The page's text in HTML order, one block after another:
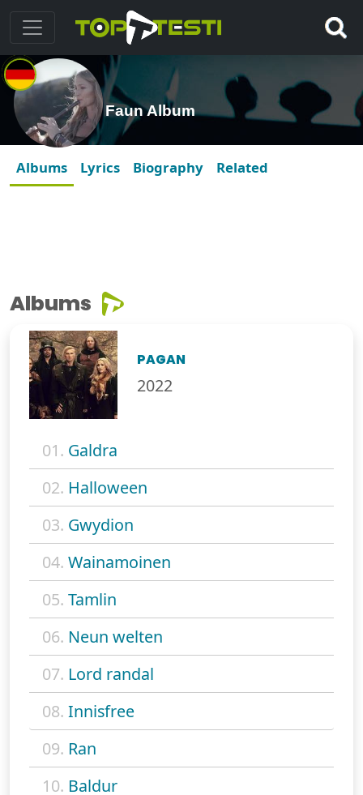
Faun Album
Albums Lyrics Biography Related
Albums
PAGAN
2022
01. Galdra
02. Halloween
03. Gwydion
04. Wainamoinen
05. Tamlin
06. Neun welten
07. Lord randal
08. Innisfree
09. Ran
10. Baldur